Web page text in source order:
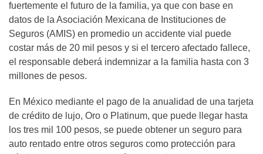
fuertemente el futuro de la familia, ya que con base en
datos de la Asociación Mexicana de Instituciones de
Seguros (AMIS) en promedio un accidente vial puede
costar más de 20 mil pesos y si el tercero afectado fallece,
el responsable deberá indemnizar a la familia hasta con 3
millones de pesos.
En México mediante el pago de la anualidad de una tarjeta
de crédito de lujo, Oro o Platinum, que puede llegar hasta
los tres mil 100 pesos, se puede obtener un seguro para
auto rentado entre otros seguros como protección para